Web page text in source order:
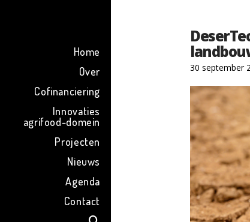
Home
Over
Cofinanciering
Innovaties
agrifood-domein
Projecten
Nieuws
Agenda
Contact
30 september